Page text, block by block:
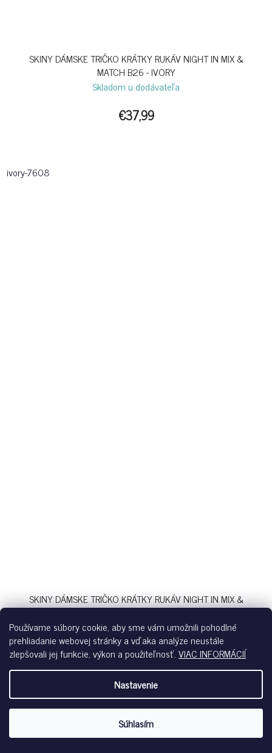
Používame súbory cookie, aby sme vám umožnili pohodlné
prehliadanie webovej stránky a vďaka analýze neustále
zlepšovali jej funkcie, výkon a použiteľnosť.VIAC INFORMÁCIÍ
Nastavenie
Súhlasím
SKINY DÁMSKE TRIČKO KRÁTKY RUKÁV NIGHT IN MIX &
MATCH B26 - IVORY
Skladom u dodávateľa
€37,99
ivory-7608
SKINY DÁMSKE TRIČKO KRÁTKY RUKÁV NIGHT IN MIX &
MATCH B26 - FADED DENIMBLUE
Skladom
€37,99
faded denimblue-s336